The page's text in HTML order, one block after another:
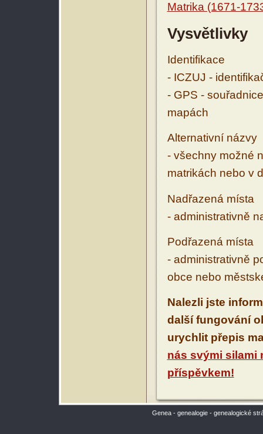
Matrika (1671-
Vysvětlivky
Identifikace
- ICZUJ -
- GPS -
mapách
Alternativní názvy
- všechny možné
matrikách nebo v
Nadřazená místa
- administrativně
Podřazená místa
- administrativně
obce nebo
Nalezli jste
další fungování
urychlit přepis
nás svými silami
příspěvkem!
Genea - genealogie - genealogické